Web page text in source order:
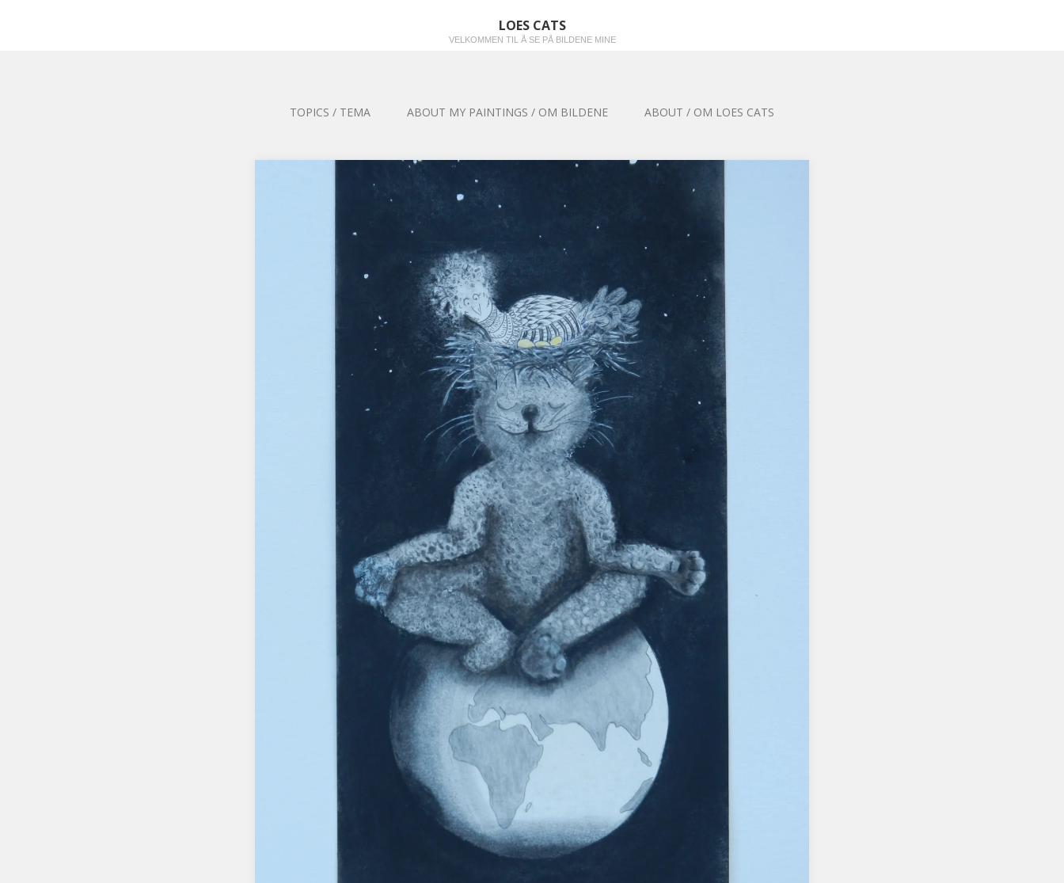
LOES CATS
VELKOMMEN TIL Å SE PÅ BILDENE MINE
TOPICS / TEMA ABOUT MY PAINTINGS / OM BILDENE ABOUT / OM LOES CATS